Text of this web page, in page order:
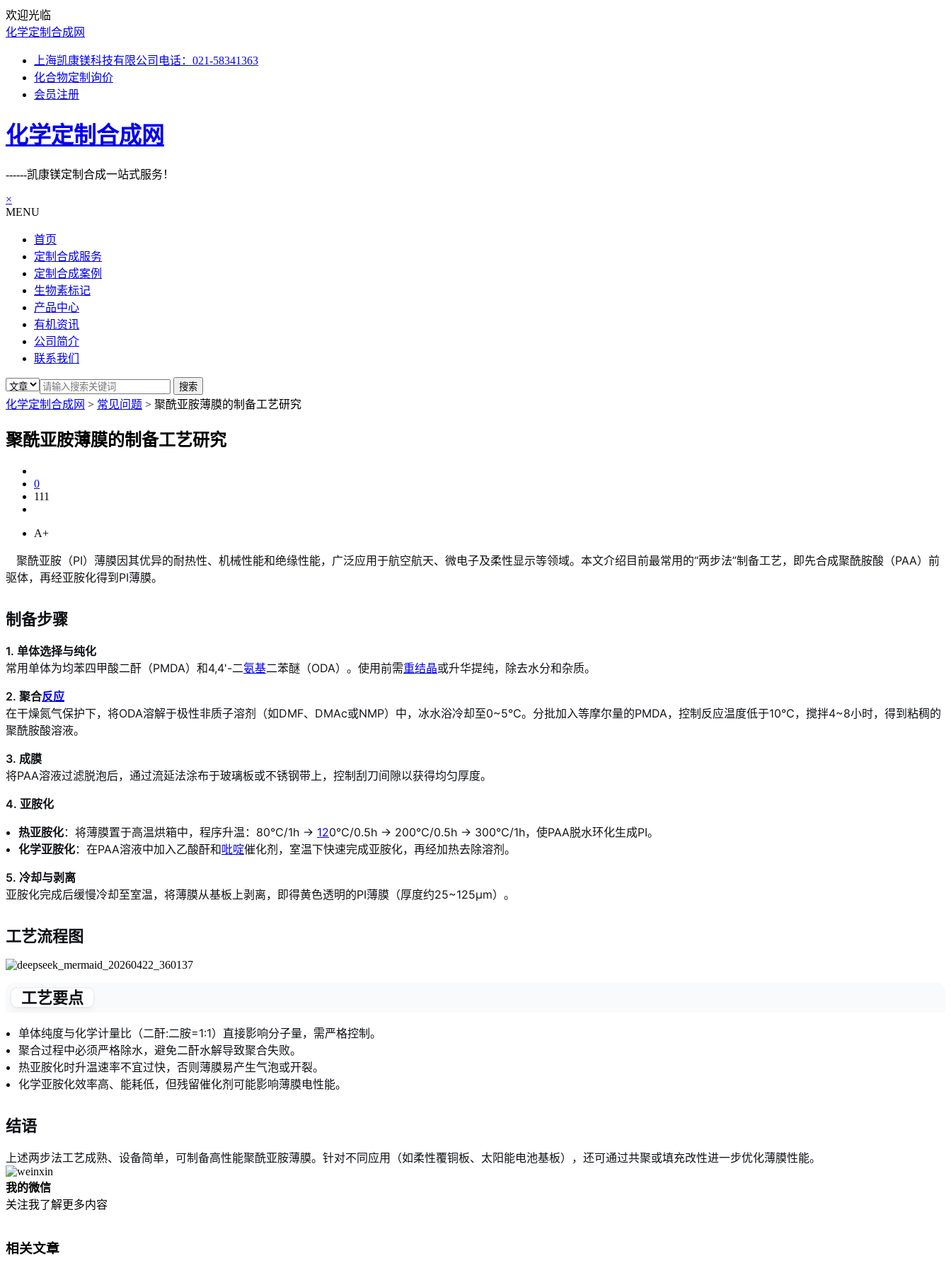
欢迎光临
化学定制合成网
上海凯康镁科技有限公司电话：021-58341363
化合物定制询价
会员注册
化学定制合成网
------凯康镁定制合成一站式服务！
×
MENU
首页
定制合成服务
定制合成案例
生物素标记
产品中心
有机资讯
公司简介
联系我们
化学定制合成网 > 常见问题 > 聚酰亚胺薄膜的制备工艺研究
聚酰亚胺薄膜的制备工艺研究
0
111
A+
聚酰亚胺（PI）薄膜因其优异的耐热性、机械性能和绝缘性能，广泛应用于航空航天、微电子及柔性显示等领域。本文介绍目前最常用的“两步法”制备工艺，即先合成聚酰胺酸（PAA）前
驱体，再经亚胺化得到PI薄膜。
制备步骤
1. 单体选择与纯化
常用单体为均苯四甲酸二酐（PMDA）和4,4'-二氨基二苯醚（ODA）。使用前需重结晶或升华提纯，除去水分和杂质。
2. 聚合反应
在干燥氮气保护下，将ODA溶解于极性非质子溶剂（如DMF、DMAc或NMP）中，冰水浴冷却至0~5℃。分批加入等摩尔量的PMDA，控制反应温度低于10℃，搅拌4~8小时，得到粘稠的
聚酰胺酸溶液。
3. 成膜
将PAA溶液过滤脱泡后，通过流延法涂布于玻璃板或不锈钢带上，控制刮刀间隙以获得均匀厚度。
4. 亚胺化
热亚胺化：将薄膜置于高温烘箱中，程序升温：80℃/1h → 120℃/0.5h → 200℃/0.5h → 300℃/1h，使PAA脱水环化生成PI。
化学亚胺化：在PAA溶液中加入乙酸酐和吡啶催化剂，室温下快速完成亚胺化，再经加热去除溶剂。
5. 冷却与剥离
亚胺化完成后缓慢冷却至室温，将薄膜从基板上剥离，即得黄色透明的PI薄膜（厚度约25~125μm）。
工艺流程图
工艺要点
单体纯度与化学计量比（二酐:二胺=1:1）直接影响分子量，需严格控制。
聚合过程中必须严格除水，避免二酐水解导致聚合失败。
热亚胺化时升温速率不宜过快，否则薄膜易产生气泡或开裂。
化学亚胺化效率高、能耗低，但残留催化剂可能影响薄膜电性能。
结语
上述两步法工艺成熟、设备简单，可制备高性能聚酰亚胺薄膜。针对不同应用（如柔性覆铜板、太阳能电池基板），还可通过共聚或填充改性进一步优化薄膜性能。
我的微信
关注我了解更多内容
相关文章